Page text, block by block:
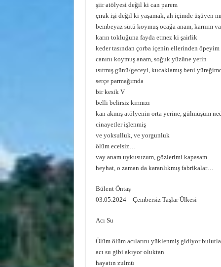
şiir atölyesi değil ki can parem
çırak işi değil ki yaşamak, ah içimde üşüyen
bembeyaz sütü koymuş ocağa anam, karnım
karın tokluğuna fayda etmez ki şairlik
keder tasından çorba içenin ellerinden öpeyim
canını koymuş anam, soğuk yüzüne yerin
ısıtmış günü/geceyi, kucaklamış beni
serçe parmağımda
bir kesik V
belli belirsiz kırmızı
kan akmış atölyenin orta yerine, gülmüşüm
cinayetler işlenmiş
ve yoksulluk, ve yorgunluk
ölüm ecelsiz…
vay anam uykusuzum, gözlerimi kapasam
heyhat, o zaman da karanlıkmış fabrikalar…
Bülent Öntaş
03.05.2024 – Çembersiz Taşlar Ülkesi
Acı Su
Ölüm ölüm acılarını yüklenmiş gidiyor
acı su gibi akıyor oluktan
hayatın zulmü